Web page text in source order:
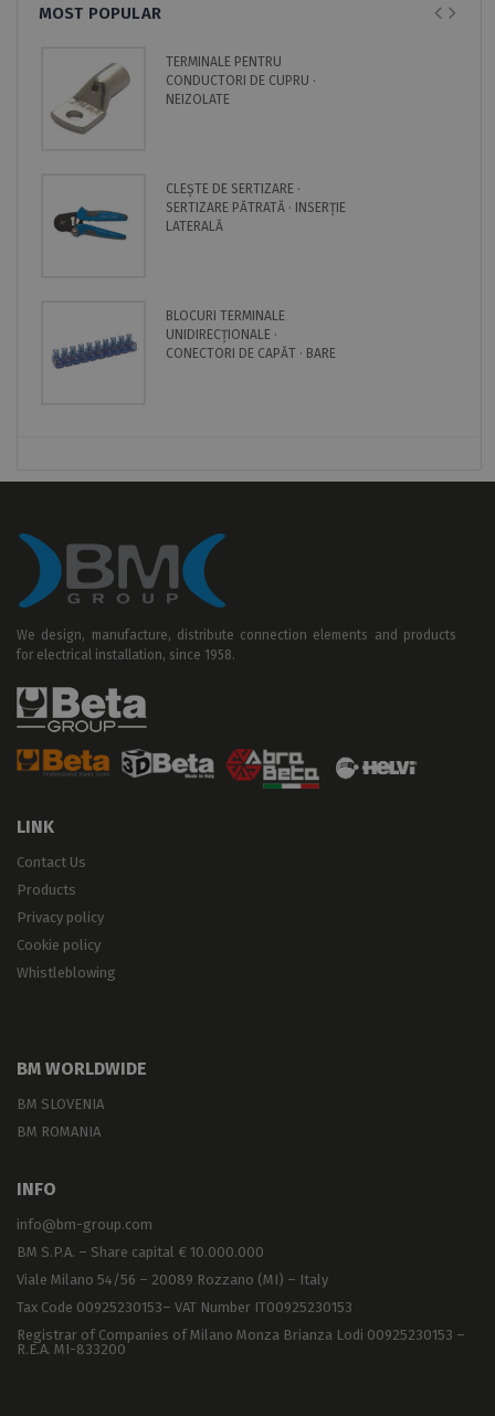
MOST POPULAR
TERMINALE PENTRU
CONDUCTORI DE CUPRU ·
NEIZOLATE
CLEȘTE DE SERTIZARE ·
SERTIZARE PĂTRATĂ · INSERȚIE
LATERALĂ
BLOCURI TERMINALE
UNIDIRECȚIONALE ·
CONECTORI DE CAPĂT · BARE
We design, manufacture, distribute connection elements and products
for electrical installation, since 1958.
LINK
Contact Us
Products
Privacy policy
Cookie policy
Whistleblowing
BM WORLDWIDE
BM SLOVENIA
BM ROMANIA
INFO
info@bm-group.com
BM S.P.A. – Share capital € 10.000.000
Viale Milano 54/56 – 20089 Rozzano (MI) – Italy
Tax Code 00925230153– VAT Number IT00925230153
Registrar of Companies of Milano Monza Brianza Lodi 00925230153 –
R.E.A. MI-833200